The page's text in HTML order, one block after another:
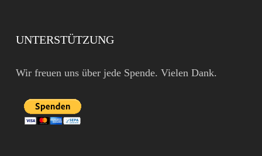
UNTERSTÜTZUNG
Wir freuen uns über jede Spende. Vielen Dank.